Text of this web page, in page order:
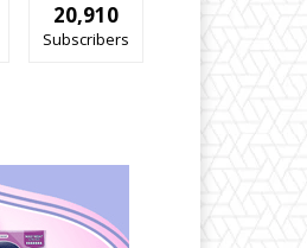
20,910
Subscribers